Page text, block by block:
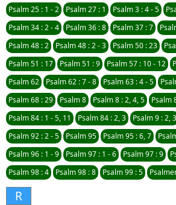
Psalm 25 : 1 - 2
Psalm 27 : 1 Psalm 3 : 4 - 5
Psalm 34 : 2 - 4
Psalm 36 : 8 Psalm 37 : 7
Psalm 48 : 2
Psalm 48 : 2 - 3 Psalm 50 : 23
Psalm 51 : 17
Psalm 51 : 9 Psalm 57 : 10 - 12
Psalm 62
Psalm 62 : 7 - 8 Psalm 63 : 4 - 5
Psalm 68 : 29
Psalm 8 Psalm 8 : 2, 4, 5 Psalm
Psalm 84 : 1 - 5, 11
Psalm 84 : 2, 3 Psalm 9 : 2, 3
Psalm 92 : 2 - 5
Psalm 95 Psalm 95 : 6, 7
Psalm 96 : 1 - 9
Psalm 97 : 1 - 6 Psalm 97 : 9
Psalm 98 : 4
Psalm 98 : 8 Psalm 99 : 5
R